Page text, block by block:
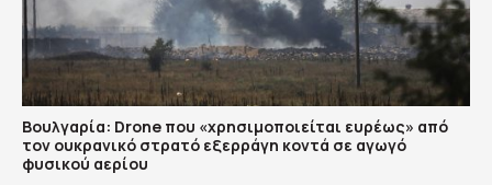
Βουλγαρία: Drone που «χρησιμοποιείται ευρέως» από
τον ουκρανικό στρατό εξερράγη κοντά σε αγωγό
φυσικού αερίου